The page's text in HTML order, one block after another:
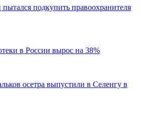
подкупить правоохранителя
в России вырос на 38%
осетра выпустили в Селенгу в